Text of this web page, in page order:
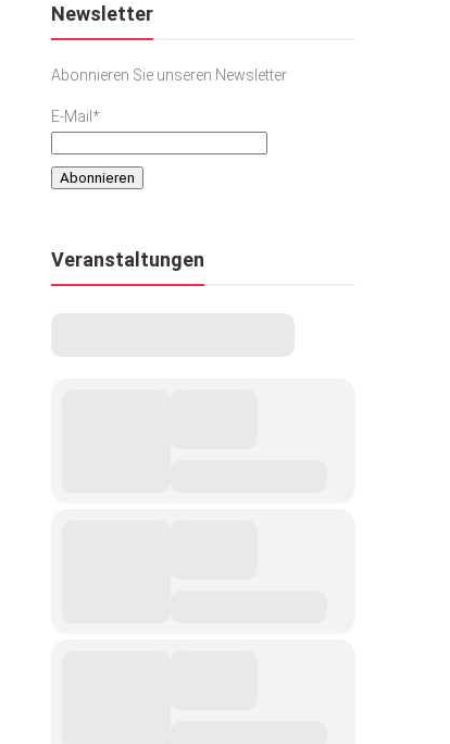
Newsletter
Abonnieren Sie unseren Newsletter
E-Mail*
Veranstaltungen